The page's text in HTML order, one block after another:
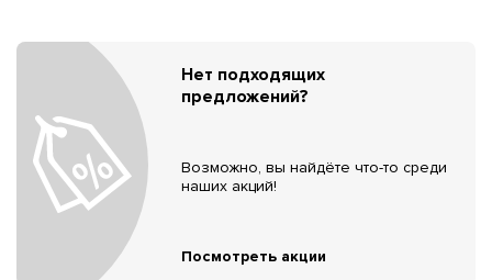
Нет подходящих
предложений?
Возможно, вы найдёте что-то среди
наших акций!
Посмотреть акции